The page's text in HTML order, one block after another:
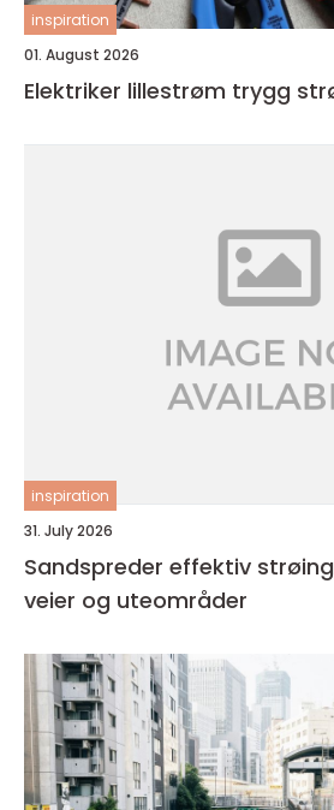
inspiration
01. August 2026
Elektriker
inspiration
31. July 2026
Sandspreder effektiv strøing for tryggere
veier og uteområder